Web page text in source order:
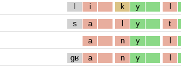
l i k y l
s a l y t
a n y l
gʁ a n y l